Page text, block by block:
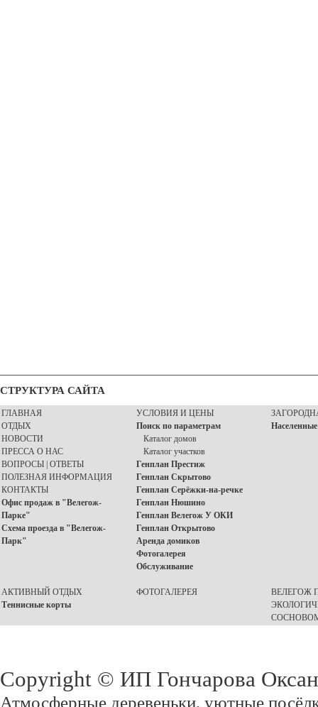
СТРУКТУРА САЙТА
ГЛАВНАЯ
ОТДЫХ
НОВОСТИ
ПРЕССА О НАС
ВОПРОСЫ | ОТВЕТЫ
ПОЛЕЗНАЯ ИНФОРМАЦИЯ
КОНТАКТЫ
Офис продаж в "Велегож-
Парке"
Схема проезда в "Велегож-
Парк"
УСЛОВИЯ И ЦЕНЫ
Поиск по параметрам
Каталог домов
Каталог участков
Генплан Престиж
Генплан Скрытово
Генплан Серёжки-на-речке
Генплан Нюшино
Генплан Велегож У ОКИ
Генплан Открытово
Аренда домиков
Фотогалерея
Обслуживание
АКТИВНЫЙ ОТДЫХ
Теннисные корты
ФОТОГАЛЕРЕЯ
ВЕЛЕГОЖ
Copyright © ИП Гончарова
Атмосферные деревеньки, уютные